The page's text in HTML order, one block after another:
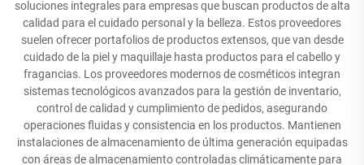
soluciones integrales para empresas que buscan productos de alta
calidad para el cuidado personal y la belleza. Estos proveedores
suelen ofrecer portafolios de productos extensos, que van desde
cuidado de la piel y maquillaje hasta productos para el cabello y
fragancias. Los proveedores modernos de cosméticos integran
sistemas tecnológicos avanzados para la gestión de inventario,
control de calidad y cumplimiento de pedidos, asegurando
operaciones fluidas y consistencia en los productos. Mantienen
instalaciones de almacenamiento de última generación equipadas
con áreas de almacenamiento controladas climáticamente para